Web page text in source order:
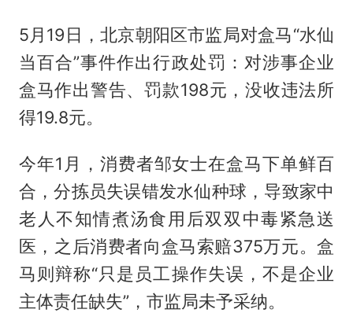
5月19日，北京朝阳区市监局对盒马“水仙
当百合”事件作出行政处罚：对涉事企业
盒马作出警告、罚款198元，没收违法所
得19.8元。
今年1月，消费者邹女士在盒马下单鲜百
合，分拣员失误错发水仙种球，导致家中
老人不知情煮汤食用后双双中毒紧急送
医，之后消费者向盒马索赔375万元。盒
马则辩称“只是员工操作失误，不是企业
主体责任缺失”，市监局未予采纳。